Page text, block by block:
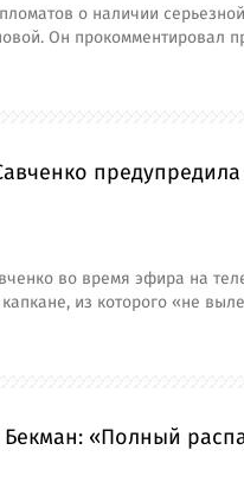
о наличии
Он прокомментировал
во время эфира на
из которого «не
«Полный